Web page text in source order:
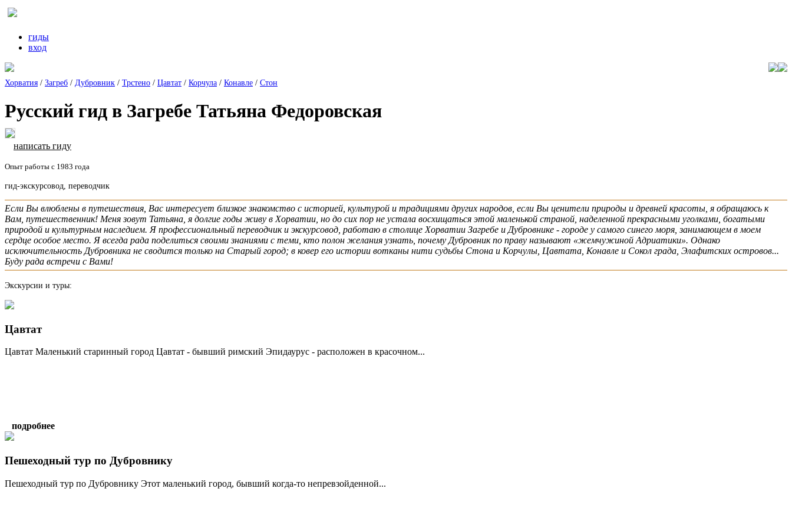
гиды
вход
Хорватия / Загреб / Дубровник / Трстено / Цавтат / Корчула / Конавле / Стон
Русский гид в Загребе Татьяна Федоровская
написать гиду
Опыт работы с 1983 года
гид-экскурсовод, переводчик
Если Вы влюблены в путешествия, Вас интересует близкое знакомство с историей, культурой и традициями других народов, если Вы ценители природы и древней красоты, я обращаюсь к
Вам, путешественник! Меня зовут Татьяна, я долгие годы живу в Хорватии, но до сих пор не устала восхищаться этой маленькой страной, наделенной прекрасными уголками, богатыми
природой и культурным наследием. Я профессиональный переводчик и экскурсовод, работаю в столице Хорватии Загребе и Дубровнике - городе у самого синего моря, занимающем в моем
сердце особое место. Я всегда рада поделиться своими знаниями с теми, кто полон желания узнать, почему Дубровник по праву называют «жемчужиной Адриатики». Однако
исключительность Дубровника не сводится только на Старый город; в ковер его истории вотканы нити судьбы Стона и Корчулы, Цавтата, Конавле и Сокол града, Элафитских островов...
Буду рада встречи с Вами!
Экскурсии и туры:
Цавтат
Цавтат Маленький старинный город Цавтат - бывший римский Эпидаурус - расположен в красочном...
подробнее
Пешеходный тур по Дубровнику
Пешеходный тур по Дубровнику Этот маленький город, бывший когда-то непревзойденной...